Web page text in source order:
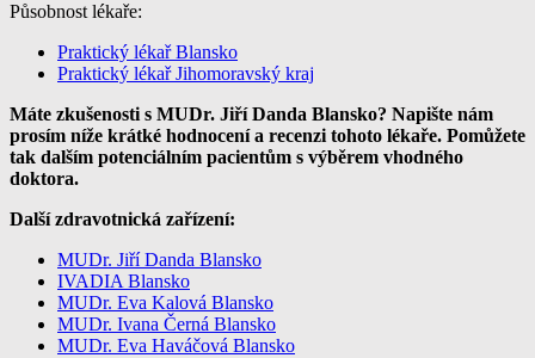
Působnost lékaře:
Praktický lékař Blansko
Praktický lékař Jihomoravský kraj
Máte zkušenosti s MUDr. Jiří Danda Blansko? Napište nám
prosím níže krátké hodnocení a recenzi tohoto lékaře. Pomůžete
tak dalším potenciálním pacientům s výběrem vhodného
doktora.
Další zdravotnická zařízení:
MUDr. Jiří Danda Blansko
IVADIA Blansko
MUDr. Eva Kalová Blansko
MUDr. Ivana Černá Blansko
MUDr. Eva Haváčová Blansko